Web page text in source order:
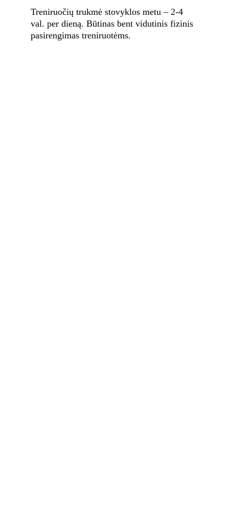
Treniruočių trukmė stovyklos metu – 2-4
val. per dieną. Būtinas bent vidutinis fizinis
pasirengimas treniruotėms.